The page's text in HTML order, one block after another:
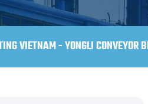
VIETNAM - YONGLI CONVEYOR